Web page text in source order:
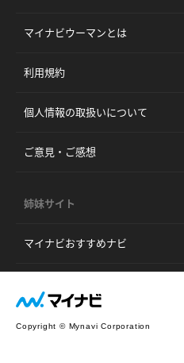
マイナビウーマンとは
利用規約
個人情報の取扱いについて
ご意見・ご感想
姉妹サイト
マイナビおすすめナビ
Copyright © Mynavi Corporation